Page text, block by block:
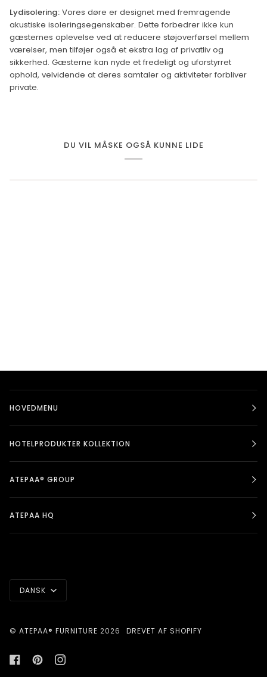
Lydisolering: Vores døre er designet med fremragende
akustiske isoleringsegenskaber. Dette forbedrer ikke kun
gæsternes oplevelse ved at reducere støjoverførsel mellem
værelser, men tilføjer også et ekstra lag af privatliv og
sikkerhed. Gæsterne kan nyde et fredeligt og uforstyrret
ophold, velvidende at deres samtaler og aktiviteter forbliver
private.
DU VIL MÅSKE OGSÅ KUNNE LIDE
HOVEDMENU
HOTELPRODUKTER KOLLEKTION
ATEPAA® GROUP
ATEPAA HQ
SPROG
DANSK
© ATEPAA® FURNITURE 2026 DREVET AF SHOPIFY